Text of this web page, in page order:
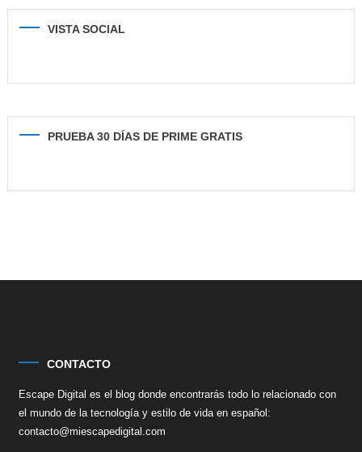
VISTA SOCIAL
PRUEBA 30 DÍAS DE PRIME GRATIS
CONTACTO
Escape Digital es el blog donde encontrarás todo lo relacionado con
el mundo de la tecnología y estilo de vida en español:
contacto@miescapedigital.com